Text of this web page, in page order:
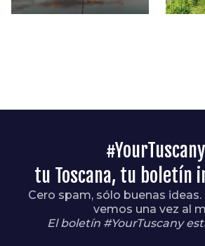
tu Toscana, tu boletín
Cero spam, sólo buenas
vemos una vez al
El boletín #YourTuscany